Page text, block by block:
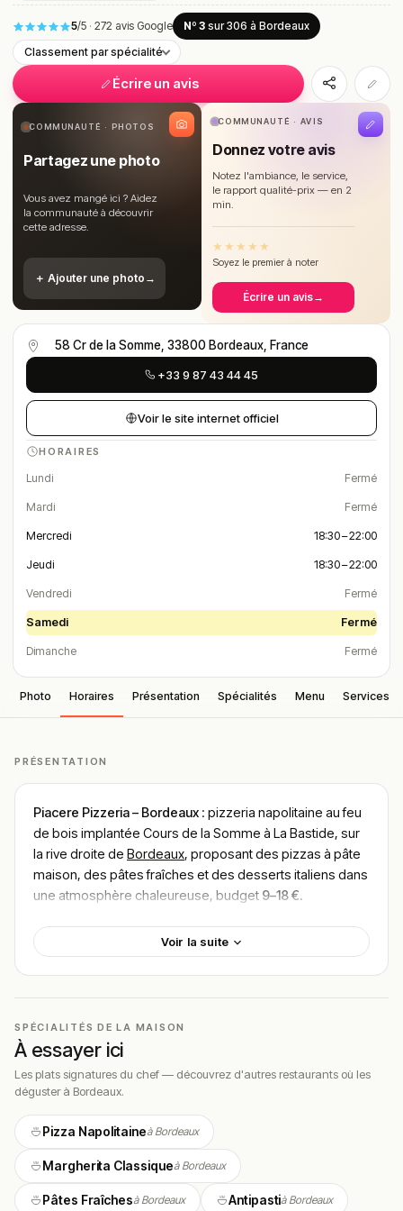
5/5 · 272 avis Google Nº 3 sur 306 à Bordeaux
Classement par spécialité
Écrire un avis
COMMUNAUTÉ · PHOTOS
Partagez une photo
Vous avez mangé ici ? Aidez
la communauté à découvrir
cette adresse.
＋ Ajouter une photo →
COMMUNAUTÉ · AVIS
Donnez votre avis
Notez l'ambiance, le service,
le rapport qualité-prix — en 2
min.
★ ★ ★ ★ ★
Soyez le premier à noter
Écrire un avis→
58 Cr de la Somme, 33800 Bordeaux, France
+33 9 87 43 44 45
Voir le site internet officiel
HORAIRES
Lundi Fermé
Mardi Fermé
Mercredi 18:30 – 22:00
Jeudi 18:30 – 22:00
Vendredi Fermé
Samedi Fermé
Dimanche Fermé
Photo Horaires Présentation Spécialités Menu Services
PRÉSENTATION
Piacere Pizzeria – Bordeaux : pizzeria napolitaine au feu
de bois implantée Cours de la Somme à La Bastide, sur
la rive droite de Bordeaux, proposant des pizzas à pâte
maison, des pâtes fraîches et des desserts italiens dans
une atmosphère chaleureuse, budget 9–18 €.
Localisation
une clientèle locale fidèle et curieuse. L’adresse est
accessible depuis le centre historique par le pont de
Piacere cultive une atmosphère de pizzeria de quartier à
l’italienne : accueil chaleureux, ambiance détendue et
service attentif. La salle à taille humaine invite à la détente
et favorise des échanges entre convives et l’équipe,
Voir la suite
SPÉCIALITÉS DE LA MAISON
À essayer ici
Les plats signatures du chef — découvrez d'autres restaurants où les
déguster à Bordeaux.
Pizza Napolitaineà Bordeaux
Margherita Classiqueà Bordeaux
Pâtes Fraîchesà Bordeaux Antipastià Bordeaux